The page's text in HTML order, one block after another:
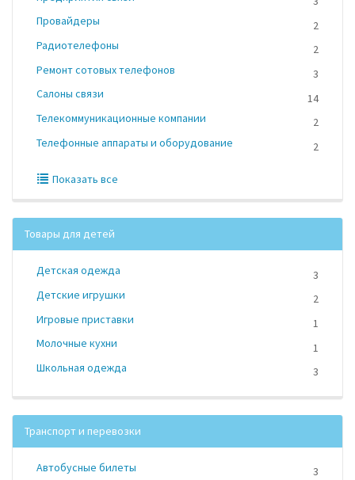
Провайдеры
2
Радиотелефоны
2
Ремонт сотовых телефонов
3
Салоны связи
14
Телекоммуникационные компании
2
Телефонные аппараты и оборудование
2
Показать все
Товары для детей
Детская одежда
3
Детские игрушки
2
Игровые приставки
1
Молочные кухни
1
Школьная одежда
3
Транспорт и перевозки
Автобусные билеты 3